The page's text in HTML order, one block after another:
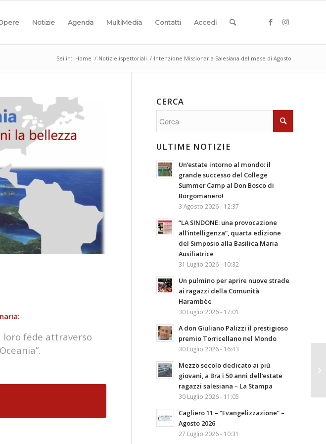
Notizie Agenda MultiMedia Contatti Accedi
Sei in: Home / Notizie ispettoriali / Intenzione Missionaria Salesiana del mese di Agosto
loro fede attraverso
CERCA
ULTIME NOTIZIE
Un’estate intorno al mondo: il
grande successo del College
Summer Camp al Don Bosco di
Borgomanero!
3 Agosto 2026 - 12:37
“LA SINDONE: una provocazione
all’intelligenza”, quarta edizione
del Simposio alla Basilica Maria
Ausiliatrice
31 Luglio 2026 - 10:32
Un pulmino per aprire nuove strade
ai ragazzi della Comunità
Harambèe
30 Luglio 2026 - 17:01
A don Giuliano Palizzi il prestigioso
premio Torricellano nel Mondo
30 Luglio 2026 - 16:43
Mezzo secolo dedicato ai più
giovani, a Bra i 50 anni dell’estate
ragazzi salesiana – La Stampa
30 Luglio 2026 - 11:05
Cagliero 11 – “Evangelizzazione” –
Agosto 2026
27 Luglio 2026 - 10:31